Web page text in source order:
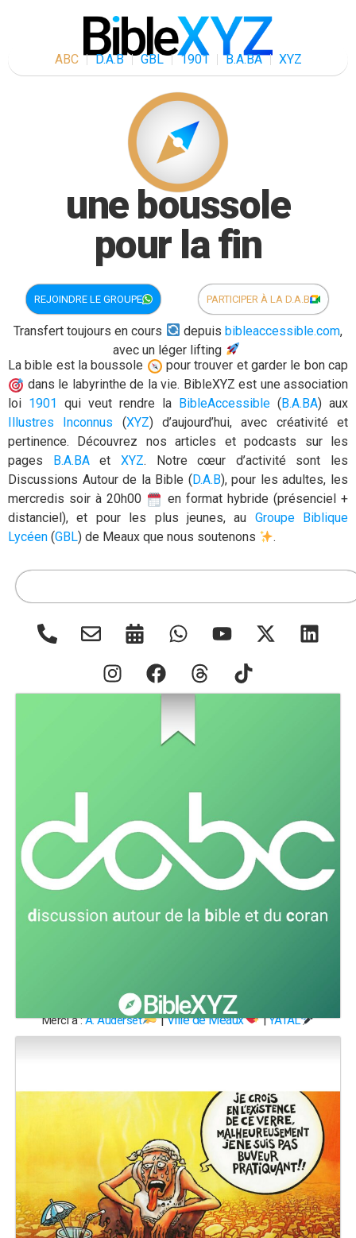
ABC D.A.B GBL 1901 B.A.BA XYZ
une boussole
pour la fin
REJOINDRE LE GROUPE PARTICIPER À LA D.A.B
Transfert toujours en cours depuis bibleaccessible.com,
avec un léger lifting
La bible est la boussole
pour trouver et garder le bon cap
dans le labyrinthe de la vie. BibleXYZ est une association
loi 1901 qui veut rendre la BibleAccessible ( B.A.BA) aux
Illustres Inconnus (XYZ) d’aujourd’hui, avec créativité et
pertinence. Découvrez nos articles et podcasts sur les
pages
B.A.BAet XYZ. Notrecœur d’activité sont les
Discussions Autour de la Bible ( D.A.B), pour les adultes, les
mercredis soir à 20h00
en format hybride (présenciel +
distanciel), et pour les plus jeunes, au Groupe Biblique
Lycéen (GBL) de Meaux que nous soutenons .
Merci à :A. Auderset |Ville de Meaux |YATAL